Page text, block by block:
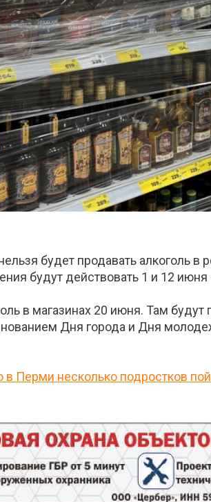
будет продавать алкоголь
будут действовать 1 и 12
в магазинах 20 июня. Там
Дня города и Дня
в Перми несколько подростков